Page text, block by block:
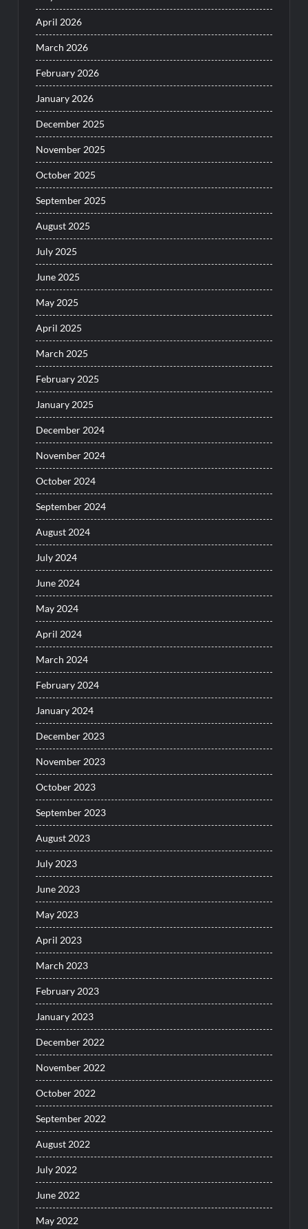
April 2026
March 2026
February 2026
January 2026
December 2025
November 2025
October 2025
September 2025
August 2025
July 2025
June 2025
May 2025
April 2025
March 2025
February 2025
January 2025
December 2024
November 2024
October 2024
September 2024
August 2024
July 2024
June 2024
May 2024
April 2024
March 2024
February 2024
January 2024
December 2023
November 2023
October 2023
September 2023
August 2023
July 2023
June 2023
May 2023
April 2023
March 2023
February 2023
January 2023
December 2022
November 2022
October 2022
September 2022
August 2022
July 2022
June 2022
May 2022